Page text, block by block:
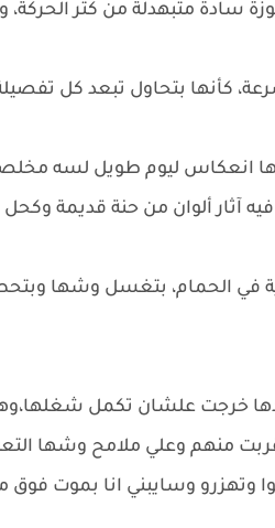
سادة متبهدلة من كتر
كأنها بتحاول تبعد كل
انعكاس ليوم طويل لسه
فيه آثار ألوان من حنة قديمة
في الحمام، بتغسل وشها
خرجت علشان تكمل
منهم وعلي ملامح وشها
وتهزرو وسايبني انا بموت فوق